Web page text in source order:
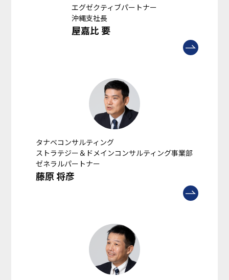
エグゼクティブパートナー
沖縄支社長
屋嘉比 要
タナベコンサルティング
ストラテジー＆ドメインコンサルティング事業部
ゼネラルパートナー
藤原 将彦